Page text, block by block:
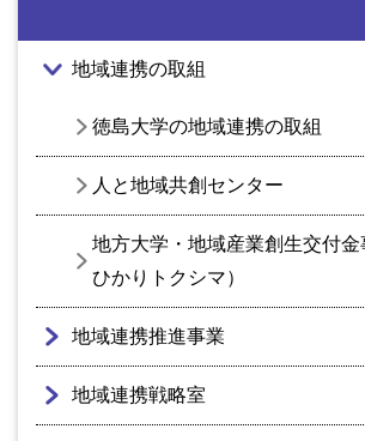
地域連携の取組
徳島大学の地域連携の取組
人と地域共創センター
地方大学・地域産業創生交付
ひかりトクシマ）
地域連携推進事業
地域連携戦略室